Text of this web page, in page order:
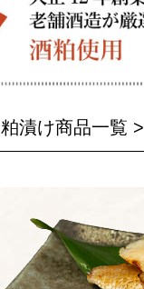
粕漬け商品一覧 >